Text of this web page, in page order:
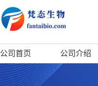
公司首页 公司介绍